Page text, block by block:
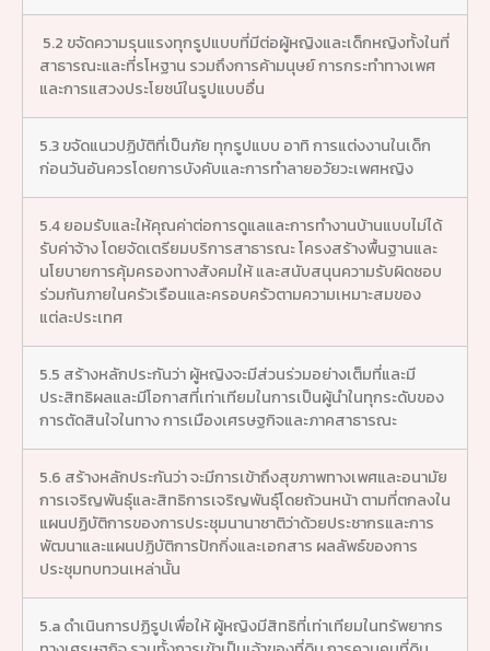
5.2 ขจัดความรุนแรงทุกรูปแบบที่มีต่อผู้หญิงและเด็กหญิงทั้งในที่
สาธารณะและที่รโหฐาน รวมถึงการค้ามนุษย์ การกระทำทางเพศ
และการแสวงประโยชน์ในรูปแบบอื่น
5.3 ขจัดแนวปฏิบัติที่เป็นภัย ทุกรูปแบบ อาทิ การแต่งงานในเด็ก
ก่อนวันอันควรโดยการบังคับและการทำลายอวัยวะเพศหญิง
5.4 ยอมรับและให้คุณค่าต่อการดูแลและการทำงานบ้านแบบไม่ได้
รับค่าจ้าง โดยจัดเตรียมบริการสาธารณะ โครงสร้างพื้นฐานและ
นโยบายการคุ้มครองทางสังคมให้ และสนับสนุนความรับผิดชอบ
ร่วมกันภายในครัวเรือนและครอบครัวตามความเหมาะสมของ
แต่ละประเทศ
5.5 สร้างหลักประกันว่า ผู้หญิงจะมีส่วนร่วมอย่างเต็มที่และมี
ประสิทธิผลและมีโอกาสที่เท่าเทียมในการเป็นผู้นำในทุกระดับของ
การตัดสินใจในทาง การเมืองเศรษฐกิจและภาคสาธารณะ
5.6 สร้างหลักประกันว่า จะมีการเข้าถึงสุขภาพทางเพศและอนามัย
การเจริญพันธุ์และสิทธิการเจริญพันธุ์โดยถ้วนหน้า ตามที่ตกลงใน
แผนปฏิบัติการของการประชุมนานาชาติว่าด้วยประชากรและการ
พัฒนาและแผนปฏิบัติการปักกิ่งและเอกสาร ผลลัพธ์ของการ
ประชุมทบทวนเหล่านั้น
5.a ดำเนินการปฏิรูปเพื่อให้ ผู้หญิงมีสิทธิที่เท่าเทียมในทรัพยากร